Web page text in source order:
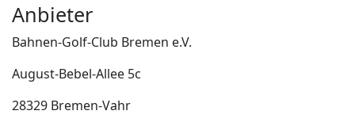
Anbieter
Bahnen-Golf-Club Bremen e.V.
August-Bebel-Allee 5c
28329 Bremen-Vahr